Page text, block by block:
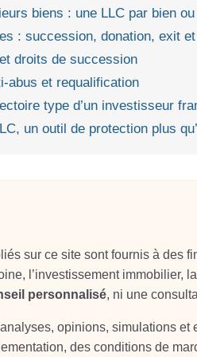
biens : une LLC par bien
: succession, donation, exit et
droits de succession
et requalification
type d’un investisseur
un outil de protection plus
sur ce site sont fournis à des
l’investissement immobilier,
personnalisé, ni une
opinions, simulations
des conditions de